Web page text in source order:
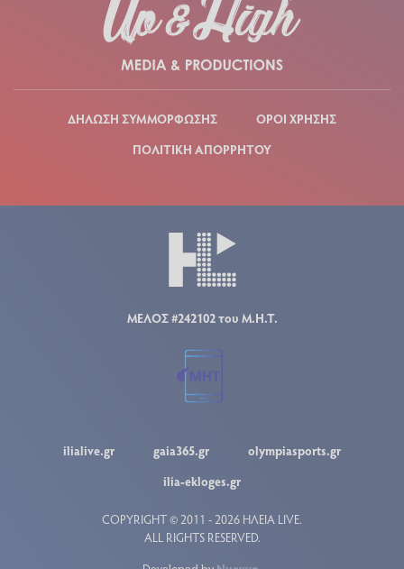
ΔΗΛΩΣΗ ΣΥΜΜΟΡΦΩΣΗΣ
ΟΡΟΙ ΧΡΗΣΗΣ
ΠΟΛΙΤΙΚΗ ΑΠΟΡΡΗΤΟΥ
ΜΕΛΟΣ #242102 του Μ.Η.Τ.
ilialive.gr gaia365.gr
olympiasports.gr
ilia-ekloges.gr
COPYRIGHT © 2011 - 2026 ΗΛΕΙΑ LIVE.
ALL RIGHTS RESERVED.